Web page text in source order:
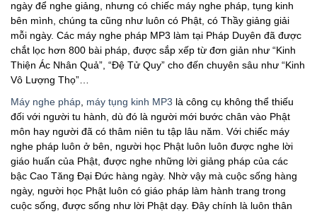
ngày để nghe giảng, nhưng có chiếc máy nghe pháp, tụng kinh
bên mình, chúng ta cũng như luôn có Phật, có Thầy giảng giải
mỗi ngày. Các máy nghe pháp MP3 làm tại Pháp Duyên đã được
chắt lọc hơn 800 bài pháp, được sắp xếp từ đơn giản như “Kinh
Thiện Ác Nhân Quả”, “Đệ Tử Quy” cho đến chuyên sâu như “Kinh
Vô Lượng Thọ”…
Máy nghe pháp máy tụng kinh MP3 là công cụ không thể thiếu
đối với người tu hành, dù đó là người mới bước chân vào Phật
môn hay người đã có thâm niên tu tập lâu năm. Với chiếc máy
nghe pháp luôn ở bên, người học Phật luôn luôn được nghe lời
giáo huấn của Phật, được nghe những lời giảng pháp của các
bậc Cao Tăng Đại Đức hàng ngày. Nhờ vậy mà cuộc sống hàng
ngày, người học Phật luôn có giáo pháp làm hành trang trong
cuộc sống, được sống như lời Phật dạy. Đây chính là luôn thân